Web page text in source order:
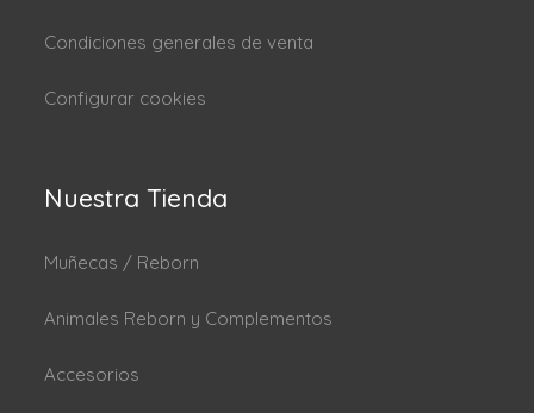
Condiciones generales de venta
Configurar cookies
Nuestra Tienda
Muñecas / Reborn
Animales Reborn y Complementos
Accesorios